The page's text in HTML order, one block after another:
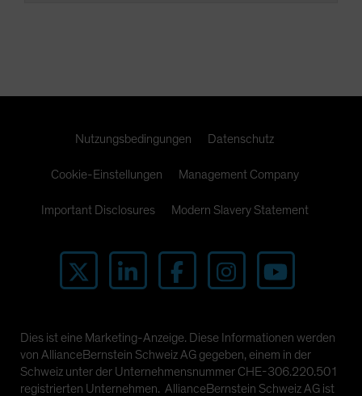
Nutzungsbedingungen Datenschutz
Cookie-Einstellungen Management Company
Important Disclosures Modern Slavery Statement
Dies ist eine Marketing-Anzeige. Diese Informationen werden
von AllianceBernstein Schweiz AG gegeben, einem in der
Schweiz unter der Unternehmensnummer CHE-306.220.501
registrierten Unternehmen. AllianceBernstein Schweiz AG ist